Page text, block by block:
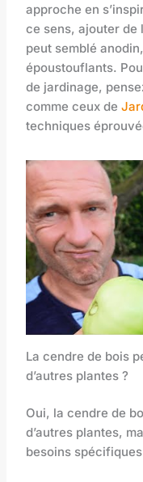
approche en
ce sens, ajouter de
peut semblé
époustouflants.
de jardinage,
comme ceux de
techniques
La cendre de bois
d’autres plantes ?
Oui, la cendre de
d’autres plantes,
besoins